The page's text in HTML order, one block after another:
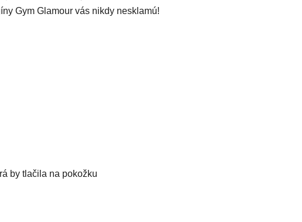
Gym Glamour vás nikdy nesklamú!
by tlačila na pokožku